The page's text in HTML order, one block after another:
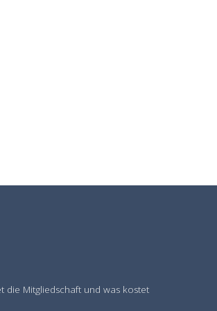
die Mitgliedschaft und was kostet